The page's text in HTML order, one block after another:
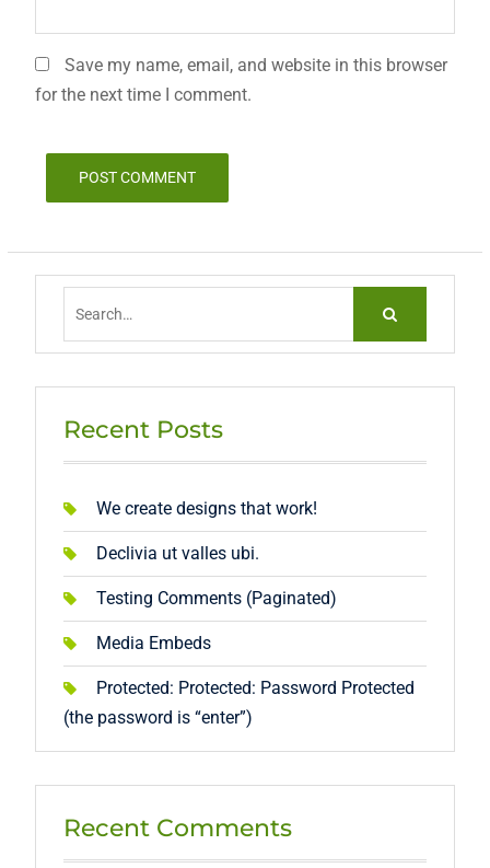
Save my name, email, and website in this browser
for the next time I comment.
Recent Posts
We create designs that work!
Declivia ut valles ubi.
Testing Comments (Paginated)
Media Embeds
Protected: Protected: Password Protected
(the password is “enter”)
Recent Comments